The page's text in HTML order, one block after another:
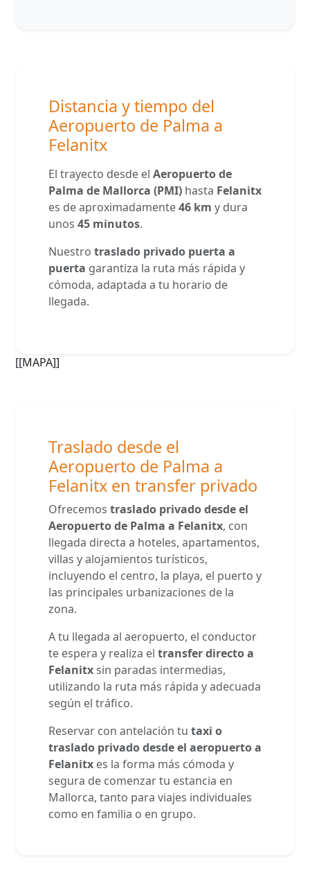
Distancia y tiempo del
Aeropuerto de Palma a
Felanitx
El trayecto desde el Aeropuerto de
Palma de Mallorca (PMI) hasta Felanitx
es de aproximadamente46 km y dura
unos 45 minutos.
Nuestro traslado privado puerta a
puerta garantiza la ruta más rápida y
cómoda, adaptada a tu horario de
llegada.
[[MAPA]]
Traslado desde el
Aeropuerto de Palma a
Felanitx en transfer privado
Ofrecemos traslado privado desde el
Aeropuerto de Palma a Felanitx, con
llegada directa a hoteles, apartamentos,
villas y alojamientos turísticos,
incluyendo el centro, la playa, el puerto y
las principales urbanizaciones de la
zona.
A tu llegada al aeropuerto, el conductor
te espera y realiza el transfer directo a
Felanitxsin paradas intermedias,
utilizando la ruta más rápida y adecuada
según el tráfico.
Reservar con antelación tu taxi o
traslado privado desde el aeropuerto a
Felanitx es la forma más cómoda y
segura de comenzar tu estancia en
Mallorca, tanto para viajes individuales
como en familia o en grupo.